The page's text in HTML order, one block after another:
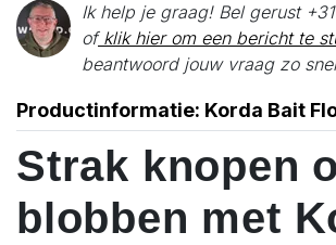
Ik help je graag! Bel gerust
ofklik hier om een bericht te
beantwoord jouw vraag zo
Productinformatie: Korda Bait
Strak knopen
blobben met